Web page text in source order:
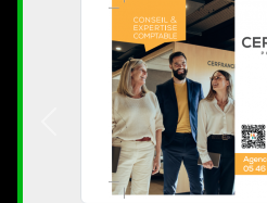
Précedent